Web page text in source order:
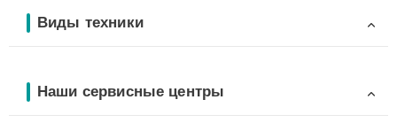
Виды техники
Наши сервисные центры